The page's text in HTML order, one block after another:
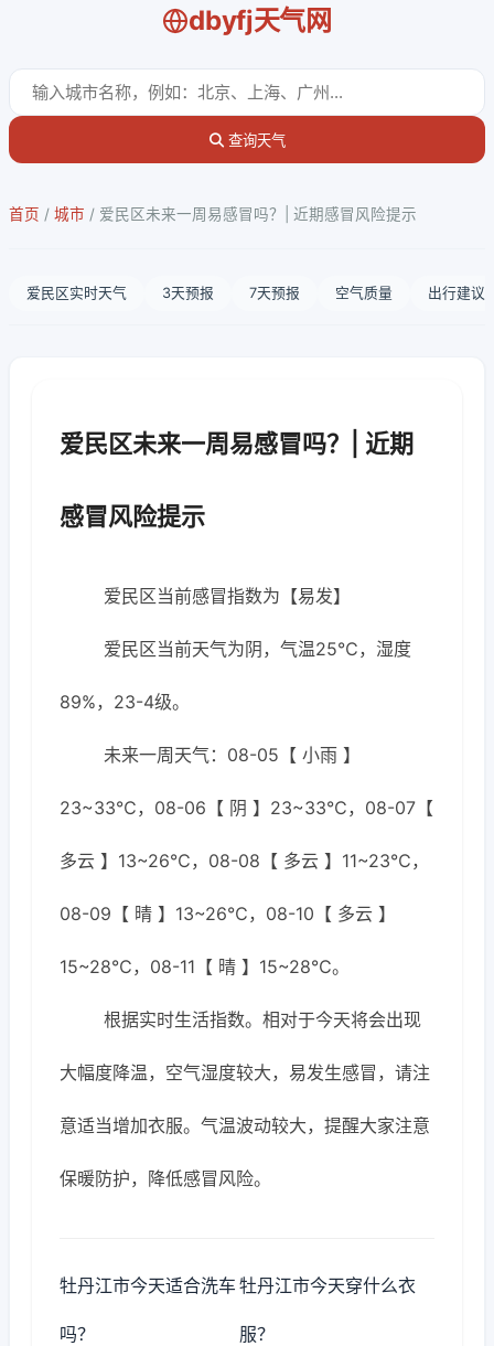
dbyfj天气网
查询天气
首页 / 城市 / 爱民区未来一周易感冒吗？| 近期感冒风险提示
爱民区实时天气 3天预报 7天预报 空气质量 出行建议
爱民区未来一周易感冒吗？| 近期
感冒风险提示
爱民区当前感冒指数为【易发】
爱民区当前天气为阴，气温25℃，湿度
89%，23-4级。
未来一周天气：08-05【 小雨 】
23~33℃，08-06【 阴 】23~33℃，08-07【
多云 】13~26℃，08-08【 多云 】11~23℃，
08-09【 晴 】13~26℃，08-10【 多云 】
15~28℃，08-11【 晴 】15~28℃。
根据实时生活指数。相对于今天将会出现
大幅度降温，空气湿度较大，易发生感冒，请注
意适当增加衣服。气温波动较大，提醒大家注意
保暖防护，降低感冒风险。
牡丹江市今天适合洗车
吗？
牡丹江市今天穿什么衣
服？